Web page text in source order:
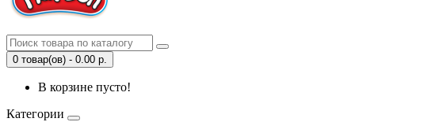
0 товар(ов) - 0.00 р.
В корзине пусто!
Категории